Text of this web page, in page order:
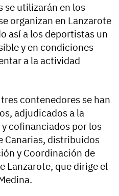
se utilizarán en los
organizan en Lanzarote
así a los deportistas un
y en condiciones
a la actividad
contenedores se han
adjudicados a la
cofinanciados por los
Canarias, distribuidos
y Coordinación de
Lanzarote, que dirige el